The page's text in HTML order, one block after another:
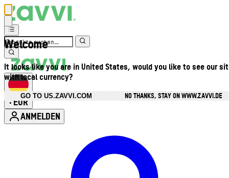
Welcome
It looks like you are in United States, would you like to see our
with local currency?
GO TO US.ZAVVI.COM
NO THANKS, STAY ON WWW.ZAVVI.DE
• EUR
ANMELDEN